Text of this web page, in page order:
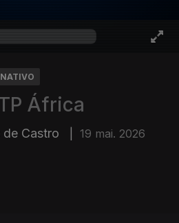
África
Castro 19 mai. 2026